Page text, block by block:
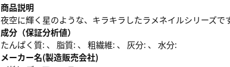
商品説明
夜空に輝く星のような、キラキラしたラメネイルシリーズです
成分（保証分析値）
たんぱく質: 、 脂質: 、 粗繊維: 、 灰分: 、 水分:
メーカー名(製造販売会社)